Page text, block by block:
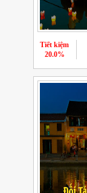
Tiết kiệm
20.0%